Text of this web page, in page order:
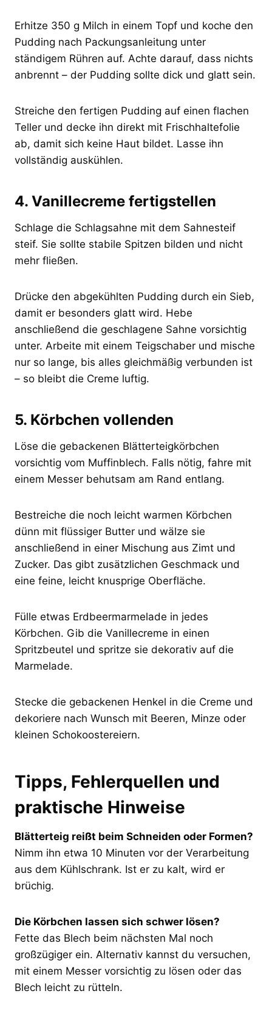
Erhitze 350 g Milch in einem Topf und koche den
Pudding nach Packungsanleitung unter
ständigem Rühren auf. Achte darauf, dass nichts
anbrennt – der Pudding sollte dick und glatt sein.
Streiche den fertigen Pudding auf einen flachen
Teller und decke ihn direkt mit Frischhaltefolie
ab, damit sich keine Haut bildet. Lasse ihn
vollständig auskühlen.
4. Vanillecreme fertigstellen
Schlage die Schlagsahne mit dem Sahnesteif
steif. Sie sollte stabile Spitzen bilden und nicht
mehr fließen.
Drücke den abgekühlten Pudding durch ein Sieb,
damit er besonders glatt wird. Hebe
anschließend die geschlagene Sahne vorsichtig
unter. Arbeite mit einem Teigschaber und mische
nur so lange, bis alles gleichmäßig verbunden ist
– so bleibt die Creme luftig.
5. Körbchen vollenden
Löse die gebackenen Blätterteigkörbchen
vorsichtig vom Muffinblech. Falls nötig, fahre mit
einem Messer behutsam am Rand entlang.
Bestreiche die noch leicht warmen Körbchen
dünn mit flüssiger Butter und wälze sie
anschließend in einer Mischung aus Zimt und
Zucker. Das gibt zusätzlichen Geschmack und
eine feine, leicht knusprige Oberfläche.
Fülle etwas Erdbeermarmelade in jedes
Körbchen. Gib die Vanillecreme in einen
Spritzbeutel und spritze sie dekorativ auf die
Marmelade.
Stecke die gebackenen Henkel in die Creme und
dekoriere nach Wunsch mit Beeren, Minze oder
kleinen Schokoostereiern.
Tipps, Fehlerquellen und
praktische Hinweise
Blätterteig reißt beim Schneiden oder Formen?
Nimm ihn etwa 10 Minuten vor der Verarbeitung
aus dem Kühlschrank. Ist er zu kalt, wird er
brüchig.
Die Körbchen lassen sich schwer lösen?
Fette das Blech beim nächsten Mal noch
großzügiger ein. Alternativ kannst du versuchen,
mit einem Messer vorsichtig zu lösen oder das
Blech leicht zu rütteln.